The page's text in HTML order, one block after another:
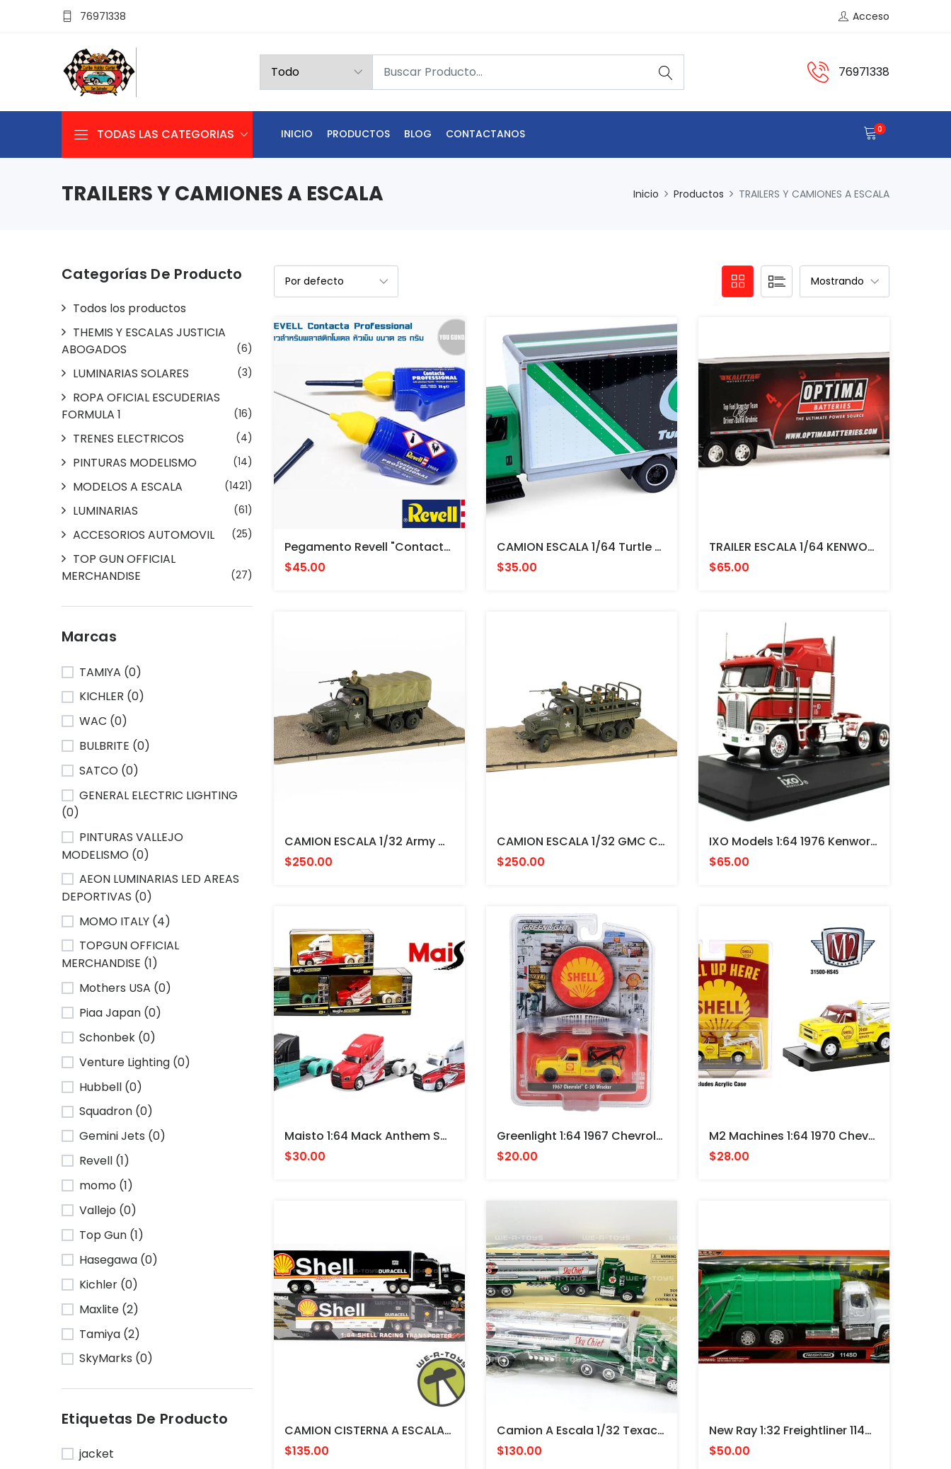
76971338 Acceso
76971338
TODAS LAS CATEGORIAS INICIO PRODUCTOS BLOG CONTACTANOS 0
TRAILERS Y CAMIONES A ESCALA Inicio Productos TRAILERS Y CAMIONES A ESCALA
Pegamento Revell "Contacta Professional" Con Aguja - 25 G - Cemento Para Modelos Plasticos
$45.00
CAMION ESCALA 1/64 Turtle Wax - Camioneta International Durastar 2013 Serie Camiones H.D. 26
$35.00
TRAILER ESCALA 1/64 KENWORTH T2000 METALICO - REPLICA ORIGINAL
$65.00
CAMION ESCALA 1/32 Army GMC CCKW-353B Cargo Truck(canvas Canopy Version) U.S. 1st Infantry Division, LST Ship Ramp, Weymouth May 1944 FORCES
$250.00
CAMION ESCALA 1/32 GMC CCKW 353 A1, Sheet Metal Closed Cab，U.S. 1st Infantry Division, LST Ship Ramp Weymouth May - FORCES
$250.00
IXO Models 1:64 1976 Kenworth K100 Aerodyne Semi Truck – Red - CABEZAL
$65.00
Maisto 1:64 Mack Anthem Set 3 Styles – Custom Rigs Design - CABEZAL $30 C/U
$30.00
Greenlight 1:64 1967 Chevrolet C-30 Wrecker – Shell Roadside Service 24 Hour – Shell Oil Special Edition Series 1 GRUA
$20.00
M2 Machines 1:64 1970 Chevrolet C60 SHELL Tow Truck – Hobby Exclusive GRUA
$28.00
CAMION CISTERNA A ESCALA 1/64 Corgi Classics Shell Racing Transporter Diecast Vehicle (PIPA)
$135.00
Camion A Escala 1/32 Texaco Sky Chief Gasoline Toy Truck Coin Bank #6 In A Collectible Series (pipa)
$130.00
New Ray 1:32 Freightliner 114SD Garbage Truck – Utility – Long Haul Trucker CAMION DE BASURA
$50.00
Categorías De Producto
Todos los productos
THEMIS Y ESCALAS JUSTICIA
ABOGADOS
(6)
LUMINARIAS SOLARES (3)
ROPA OFICIAL ESCUDERIAS
FORMULA 1
(16)
TRENES ELECTRICOS (4)
PINTURAS MODELISMO (14)
MODELOS A ESCALA (1421)
LUMINARIAS (61)
ACCESORIOS AUTOMOVIL (25)
TOP GUN OFFICIAL
MERCHANDISE
(27)
Marcas
TAMIYA (0)
KICHLER (0)
WAC (0)
BULBRITE (0)
SATCO (0)
GENERAL ELECTRIC LIGHTING
(0)
PINTURAS VALLEJO
MODELISMO (0)
AEON LUMINARIAS LED AREAS
DEPORTIVAS (0)
MOMO ITALY (4)
TOPGUN OFFICIAL
MERCHANDISE (1)
Mothers USA (0)
Piaa Japan (0)
Schonbek (0)
Venture Lighting (0)
Hubbell (0)
Squadron (0)
Gemini Jets (0)
Revell (1)
momo (1)
Vallejo (0)
Top Gun (1)
Hasegawa (0)
Kichler (0)
Maxlite (2)
Tamiya (2)
SkyMarks (0)
Etiquetas De Producto
jacket